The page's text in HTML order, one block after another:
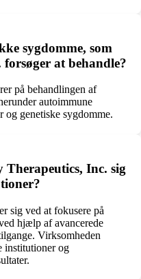
sygdomme, som
forsøger at behandle?
på behandlingen af
autoimmune
genetiske sygdomme.
Inc. sig
sig ved at fokusere på
hjælp af avancerede
Virksomheden
institutioner og